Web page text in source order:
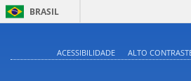
BRASIL
ACESSIBILIDADE
ALTO